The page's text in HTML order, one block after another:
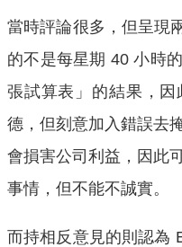
當時評論很多，但呈現
的不是每星期 40 小時
張試算表」的結果，
德，但刻意加入錯誤去
會損害公司利益，因此
事情，但不能不誠實。
而持相反意見的則認為